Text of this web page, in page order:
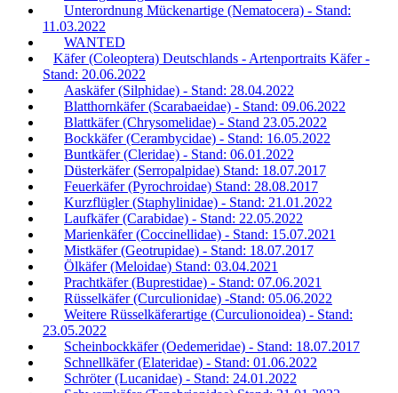
Unterordnung Mückenartige (Nematocera) - Stand:
11.03.2022
WANTED
Käfer (Coleoptera) Deutschlands - Artenportraits Käfer -
Stand: 20.06.2022
Aaskäfer (Silphidae) - Stand: 28.04.2022
Blatthornkäfer (Scarabaeidae) - Stand: 09.06.2022
Blattkäfer (Chrysomelidae) - Stand 23.05.2022
Bockkäfer (Cerambycidae) - Stand: 16.05.2022
Buntkäfer (Cleridae) - Stand: 06.01.2022
Düsterkäfer (Serropalpidae) Stand: 18.07.2017
Feuerkäfer (Pyrochroidae) Stand: 28.08.2017
Kurzflügler (Staphylinidae) - Stand: 21.01.2022
Laufkäfer (Carabidae) - Stand: 22.05.2022
Marienkäfer (Coccinellidae) - Stand: 15.07.2021
Mistkäfer (Geotrupidae) - Stand: 18.07.2017
Ölkäfer (Meloidae) Stand: 03.04.2021
Prachtkäfer (Buprestidae) - Stand: 07.06.2021
Rüsselkäfer (Curculionidae) -Stand: 05.06.2022
Weitere Rüsselkäferartige (Curculionoidea) - Stand:
23.05.2022
Scheinbockkäfer (Oedemeridae) - Stand: 18.07.2017
Schnellkäfer (Elateridae) - Stand: 01.06.2022
Schröter (Lucanidae) - Stand: 24.01.2022